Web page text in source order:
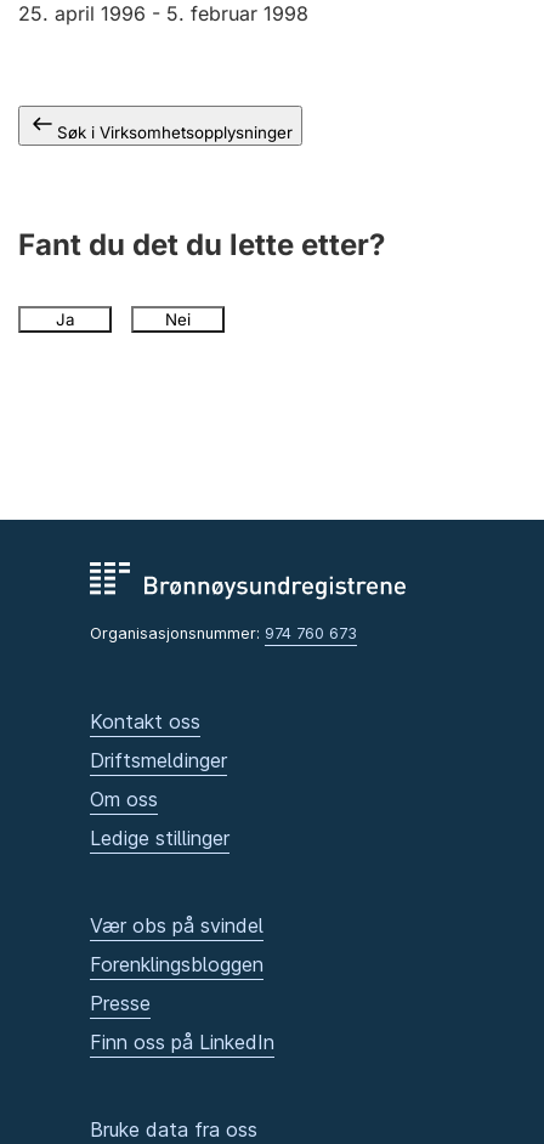
25. april 1996 - 5. februar 1998
Søk i Virksomhetsopplysninger
Fant du det du lette etter?
Ja Nei
Organisasjonsnummer: 974 760 673
Kontakt oss
Driftsmeldinger
Om oss
Ledige stillinger
Vær obs på svindel
Forenklingsbloggen
Presse
Finn oss på LinkedIn
Bruke data fra oss